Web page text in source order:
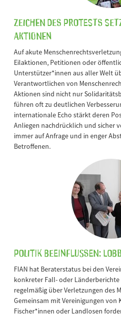
Zeichen des Protests
Aktionen
Auf akute
Eilaktionen, Petitionen oder
Unterstützer*innen aus aller Welt
Verantwortlichen von
Aktionen sind nicht nur
führen oft zu deutlichen
internationale Echo stärkt deren
Anliegen nachdrücklich und sicher
immer auf Anfrage und in enger
Betroffenen.
Politik beeinflussen:
FIAN hat Beraterstatus bei den
konkreter Fall- oder
regelmäßig über Verletzungen des
Gemeinsam mit Vereinigungen von
Fischer*innen oder Landlosen